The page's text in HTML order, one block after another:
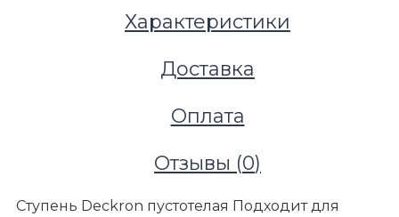
Характеристики
Доставка
Оплата
Отзывы (0)
Ступень Deckron пустотелая Подходит для